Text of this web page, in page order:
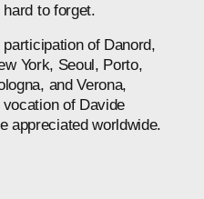
hard to forget.
participation of Danord,
York, Seoul, Porto,
and Verona,
vocation of Davide
appreciated worldwide.